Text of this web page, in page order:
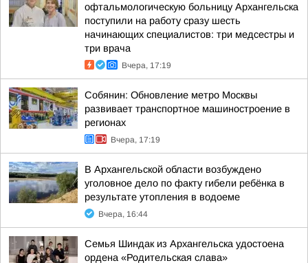
офтальмологическую больницу Архангельска
поступили на работу сразу шесть
начинающих специалистов: три медсестры и
три врача
Вчера, 17:19
Собянин: Обновление метро Москвы
развивает транспортное машиностроение в
регионах
Вчера, 17:19
В Архангельской области возбуждено
уголовное дело по факту гибели ребёнка в
результате утопления в водоеме
Вчера, 16:44
Семья Шиндак из Архангельска удостоена
ордена «Родительская слава»